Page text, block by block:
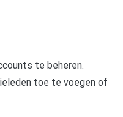
te beheren.
toe te voegen of